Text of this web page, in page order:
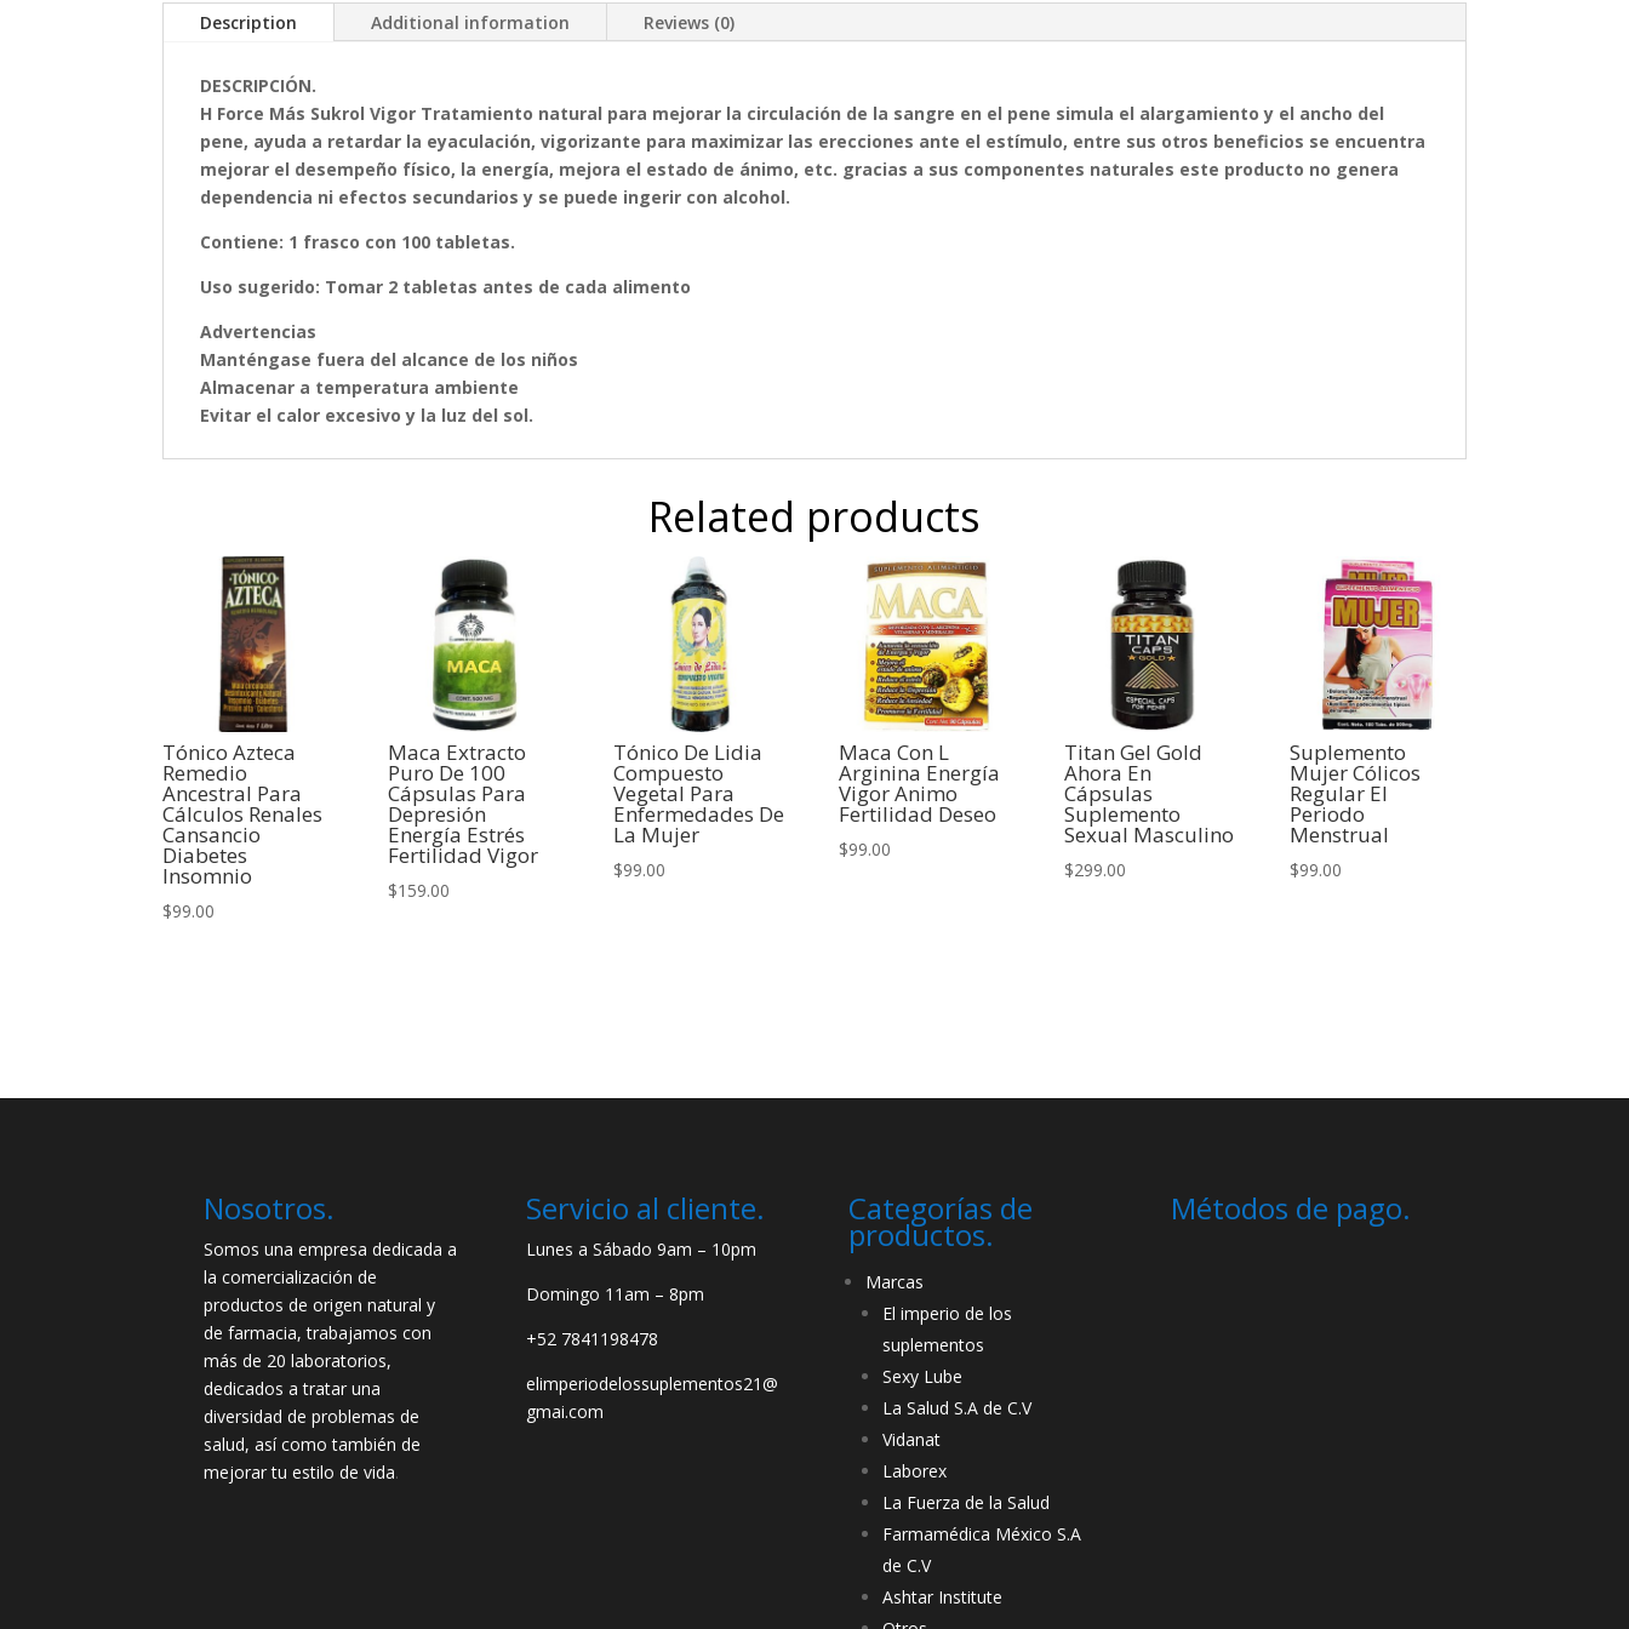
Description Additional information Reviews (0)
DESCRIPCIÓN.
H Force Más Sukrol Vigor Tratamiento natural para mejorar la circulación de la sangre en el pene simula el alargamiento y el ancho del
pene, ayuda a retardar la eyaculación, vigorizante para maximizar las erecciones ante el estímulo, entre sus otros beneficios se encuentra
mejorar el desempeño físico, la energía, mejora el estado de ánimo, etc. gracias a sus componentes naturales este producto no genera
dependencia ni efectos secundarios y se puede ingerir con alcohol.
Contiene: 1 frasco con 100 tabletas.
Uso sugerido: Tomar 2 tabletas antes de cada alimento
Advertencias
Manténgase fuera del alcance de los niños
Almacenar a temperatura ambiente
Evitar el calor excesivo y la luz del sol.
Related products
Tónico Azteca
Remedio
Ancestral Para
Cálculos Renales
Cansancio
Diabetes
Insomnio
$99.00
Maca Extracto
Puro De 100
Cápsulas Para
Depresión
Energía Estrés
Fertilidad Vigor
$159.00
Tónico De Lidia
Compuesto
Vegetal Para
Enfermedades De
La Mujer
$99.00
Maca Con L
Arginina Energía
Vigor Animo
Fertilidad Deseo
$99.00
Titan Gel Gold
Ahora En
Cápsulas
Suplemento
Sexual Masculino
$299.00
Suplemento
Mujer Cólicos
Regular El
Periodo
Menstrual
$99.00
Nosotros.
Somos una empresa dedicada a
la comercialización de
productos de origen natural y
de farmacia, trabajamos con
más de 20 laboratorios,
dedicados a tratar una
diversidad de problemas de
salud, así como también de
mejorar tu estilo de vida.
Servicio al cliente.
Lunes a Sábado 9am – 10pm
Domingo 11am – 8pm
+52 7841198478
elimperiodelossuplementos21@
gmai.com
Categorías de
productos.
Marcas
El imperio de los
suplementos
Sexy Lube
La Salud S.A de C.V
Vidanat
Laborex
La Fuerza de la Salud
Farmamédica México S.A
de C.V
Ashtar Institute
Métodos de pago.